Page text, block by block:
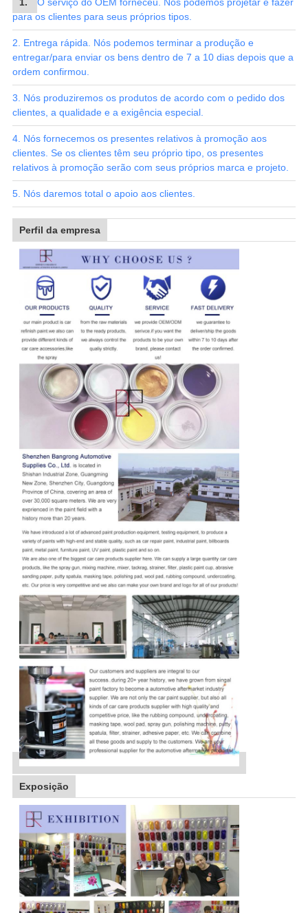
para os clientes para seus próprios tipos.
2. Entrega rápida. Nós podemos terminar a produção e
entregar/para enviar os bens dentro de 7 a 10 dias depois que a
ordem confirmou.
3. Nós produziremos os produtos de acordo com o pedido dos
clientes, a qualidade e a exigência especial.
4. Nós fornecemos os presentes relativos à promoção aos
clientes. Se os clientes têm seu próprio tipo, os presentes
relativos à promoção serão com seus próprios marca e projeto.
5. Nós daremos total o apoio aos clientes.
Perfil da empresa
Exposição